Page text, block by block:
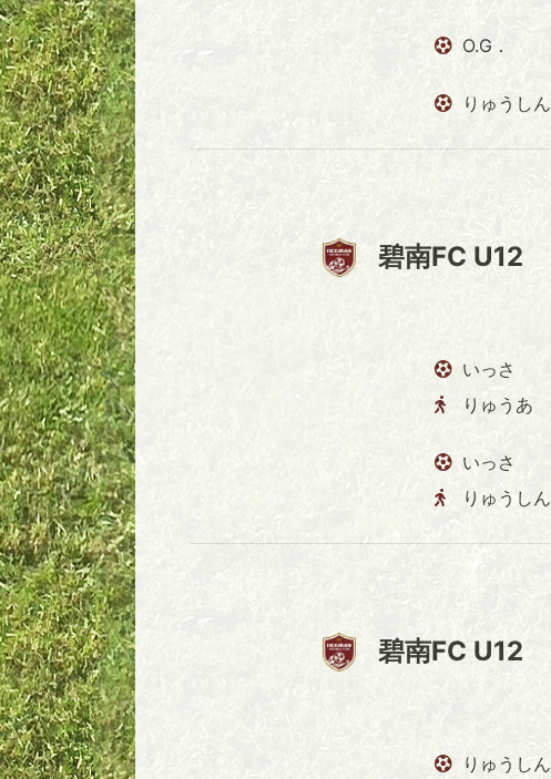
O.G．
りゅうしん
碧南FC U12
いっさ
りゅうあ
いっさ
りゅうしん
碧南FC U12
りゅうしん